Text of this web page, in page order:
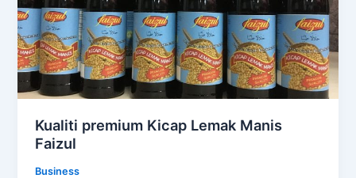
Kualiti premium Kicap Lemak Manis
Faizul
Business